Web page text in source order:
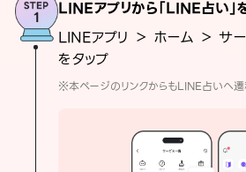
LINEアプリから「LINE占い」
LINEアプリ ＞ ホーム ＞ サ
をタップ
※本ページのリンクからもLINE占いへ遷